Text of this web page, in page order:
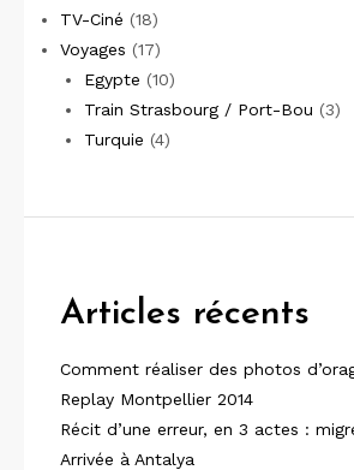
TV-Ciné (18)
Voyages (17)
Egypte (10)
Train Strasbourg / Port-Bou (3)
Turquie (4)
Articles récents
Comment réaliser des photos
Replay Montpellier 2014
Récit d’une erreur, en 3 actes :
Arrivée à Antalya